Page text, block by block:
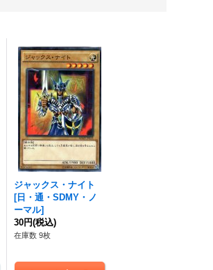
ジャックス・ナイト
[日・通・SDMY・ノ
ーマル]
30円(税込)
在庫数 9枚